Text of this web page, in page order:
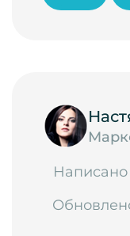
Написано